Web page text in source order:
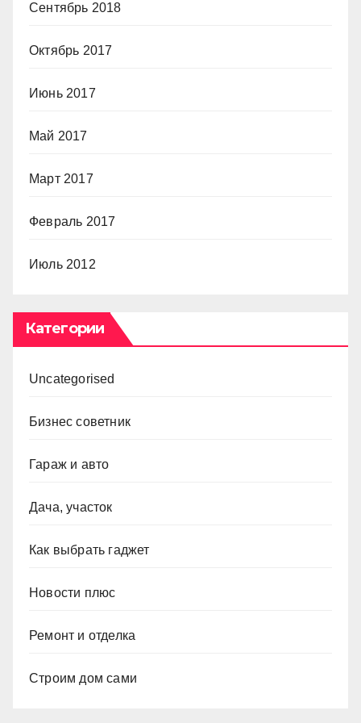
Сентябрь 2018
Октябрь 2017
Июнь 2017
Май 2017
Март 2017
Февраль 2017
Июль 2012
Категории
Uncategorised
Бизнес советник
Гараж и авто
Дача, участок
Как выбрать гаджет
Новости плюс
Ремонт и отделка
Строим дом сами